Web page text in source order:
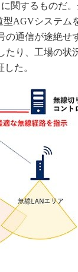
関するものだ。
AGVシステム
の通信が途絶せ
り、工場の状
た。